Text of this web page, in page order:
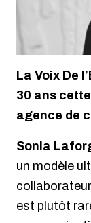
La Voix De
30 ans
agence de
Sonia
un modèle
est plutôt